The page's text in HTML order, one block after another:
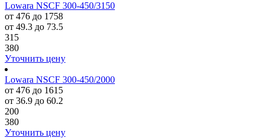
Lowara NSCF 300-450/3150
от 476 до 1758
от 49.3 до 73.5
315
380
Уточнить цену
Lowara NSCF 300-450/2000
от 476 до 1615
от 36.9 до 60.2
200
380
Уточнить цену